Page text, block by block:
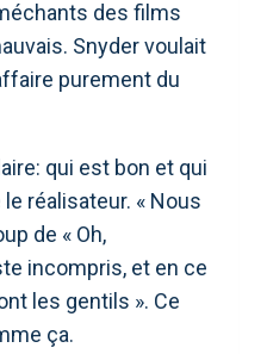
des films
Snyder voulait
purement du
qui est bon et qui
réalisateur. « Nous
de « Oh,
incompris, et en ce
les gentils ». Ce
ça.